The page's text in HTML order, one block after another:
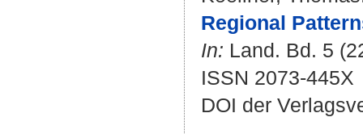
Regional
In: Land. Bd. 5
ISSN 2073-445X
DOI der